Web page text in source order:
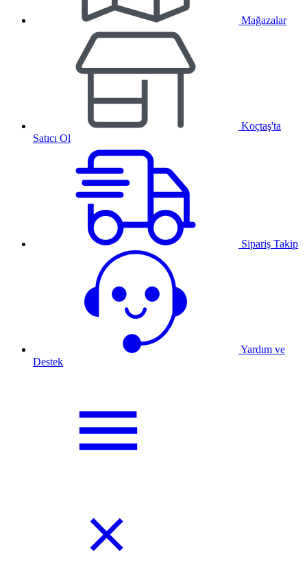
Mağazalar
Koçtaş'ta
Satıcı Ol
Sipariş Takip
Yardım ve
Destek